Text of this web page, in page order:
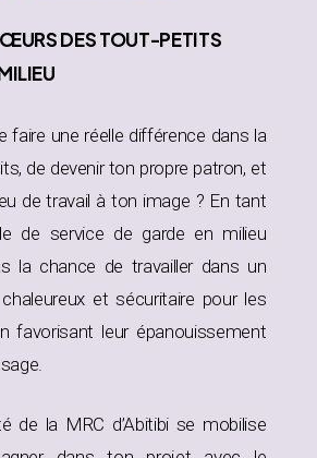
DES TOUT-PETITS
faire une réelle différence dans la
de devenir ton propre patron, et
de travail à ton image ? En tant
de service de garde en milieu
la chance de travailler dans un
et sécuritaire pour les
favorisant leur épanouissement
de la MRC d’Abitibi se mobilise